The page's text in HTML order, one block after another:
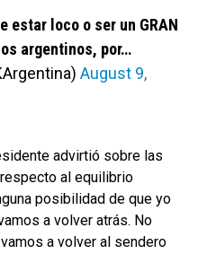
estar loco o ser un GRAN
argentinos, por…
August 9,
advirtió sobre las
al equilibrio
posibilidad de que yo
a volver atrás. No
a volver al sendero